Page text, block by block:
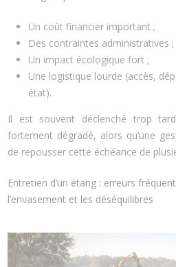
Un coût financier important ;
Des contraintes administratives ;
Un impact écologique fort ;
Une logistique lourde (accès,
état).
Il est souvent déclenché trop
fortement dégradé, alors qu’une
de repousser cette échéance de
Entretien d’un étang : erreurs
l’envasement et les déséquilibres